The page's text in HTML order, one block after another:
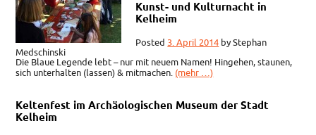
Kunst- und Kulturnacht in
Kelheim
Posted 3. April 2014 byStephan
Medschinski
Die Blaue Legende lebt – nur mit neuem Namen! Hingehen, staunen,
sich unterhalten (lassen) & mitmachen. (mehr …)
Keltenfest im Archäologischen Museum der Stadt
Kelheim